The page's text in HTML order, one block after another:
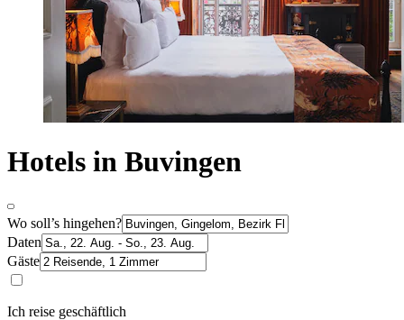
Hotels in Buvingen
Wo soll’s hingehen?
Daten
Gäste
Ich reise geschäftlich